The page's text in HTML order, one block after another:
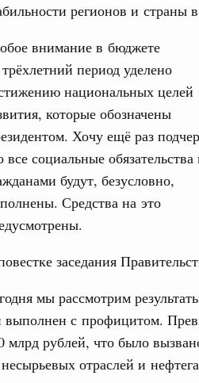
регионов и страны
внимание в бюджете
период уделено
национальных целей
которые обозначены
Хочу ещё раз
все социальные обязательства
будут, безусловно,
Средства на это
заседания
мы рассмотрим
с профицитом.
млрд рублей, что было
отраслей и
ситуации и ликвидация их
провёл заседание
чрезвычайной
образование
Установлен
колледжей и
Оверчука по
экономический союз.